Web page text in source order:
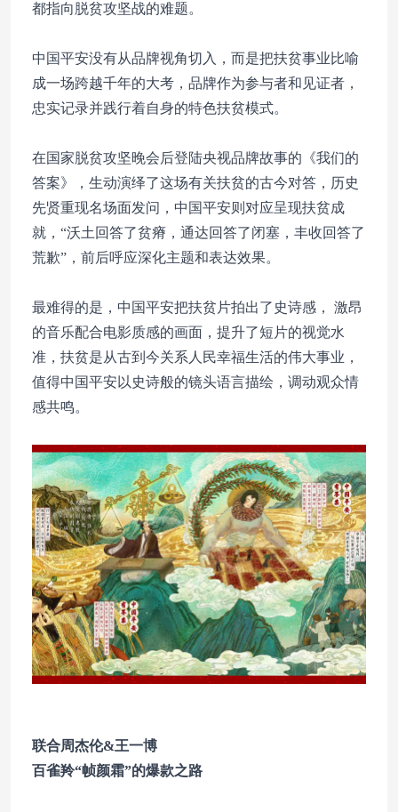
都指向脱贫攻坚战的难题。
中国平安没有从品牌视角切入，而是把扶贫事业比喻
成一场跨越千年的大考，品牌作为参与者和见证者，
忠实记录并践行着自身的特色扶贫模式。
在国家脱贫攻坚晚会后登陆央视品牌故事的《我们的
答案》，生动演绎了这场有关扶贫的古今对答，历史
先贤重现名场面发问，中国平安则对应呈现扶贫成
就，“沃土回答了贫瘠，通达回答了闭塞，丰收回答了
荒歉”，前后呼应深化主题和表达效果。
最难得的是，中国平安把扶贫片拍出了史诗感， 激昂
的音乐配合电影质感的画面，提升了短片的视觉水
准，扶贫是从古到今关系人民幸福生活的伟大事业，
值得中国平安以史诗般的镜头语言描绘，调动观众情
感共鸣。
联合周杰伦&王一博
百雀羚“帧颜霜”的爆款之路